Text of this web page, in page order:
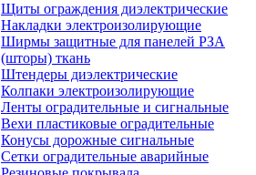
Щиты ограждения диэлектрические
Накладки электроизолирующие
Ширмы защитные для панелей РЗА
(шторы) ткань
Штендеры диэлектрические
Колпаки электроизолирующие
Ленты оградительные и сигнальные
Вехи пластиковые оградительные
Конусы дорожные сигнальные
Сетки оградительные аварийные